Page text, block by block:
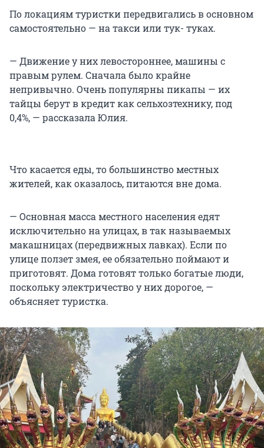
По локациям туристки передвигались в основном
самостоятельно — на такси или тук- туках.
— Движение у них левостороннее, машины с
правым рулем. Сначала было крайне
непривычно. Очень популярны пикапы — их
тайцы берут в кредит как сельхозтехнику, под
0,4%, — рассказала Юлия.
Что касается еды, то большинство местных
жителей, как оказалось, питаются вне дома.
— Основная масса местного населения едят
исключительно на улицах, в так называемых
макашницах (передвижных лавках). Если по
улице ползет змея, ее обязательно поймают и
приготовят. Дома готовят только богатые люди,
поскольку электричество у них дорогое, —
объясняет туристка.